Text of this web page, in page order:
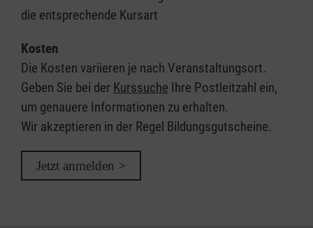
die entsprechende Kursart
Kosten
Die Kosten variieren je nach Veranstaltungsort.
Geben Sie bei der Kurssuche Ihre Postleitzahl ein,
um genauere Informationen zu erhalten.
Wir akzeptieren in der Regel Bildungsgutscheine.
Jetzt anmelden >